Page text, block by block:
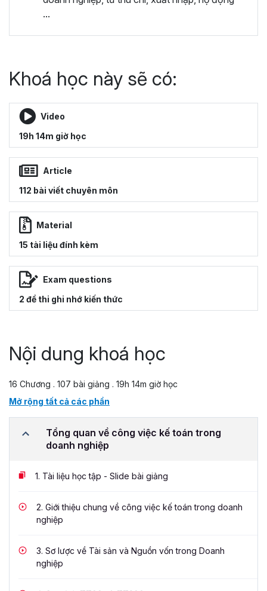
...
Khoá học này sẽ có:
Video
19h 14m giờ học
Article
112 bài viết chuyên môn
Material
15 tài liệu đính kèm
Exam questions
2 đề thi ghi nhớ kiến thức
Nội dung khoá học
16 Chương . 107 bài giảng . 19h 14m giờ học
Mở rộng tất cả các phần
Tổng quan về công việc kế toán trong
doanh nghiệp
1. Tài liệu học tập - Slide bài giảng
2. Giới thiệu chung về công việc kế toán trong doanh
nghiệp
3. Sơ lược về Tài sản và Nguồn vốn trong Doanh
nghiệp